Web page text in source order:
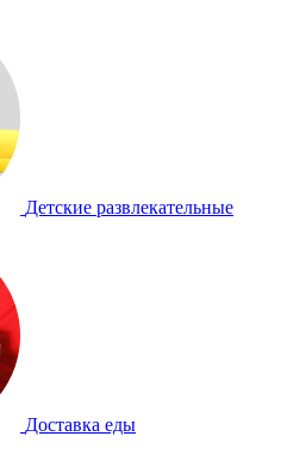
Детские развлекательные
Доставка еды